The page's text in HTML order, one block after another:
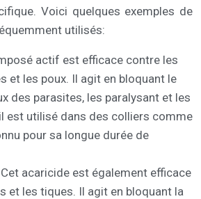
Voici quelques exemples de
utilisés:
actif est efficace contre les
et les poux. Il agit en bloquant le
des parasites, les paralysant et les
est utilisé dans des colliers comme
pour sa longue durée de
Cet acaricide est également efficace
et les tiques. Il agit en bloquant la